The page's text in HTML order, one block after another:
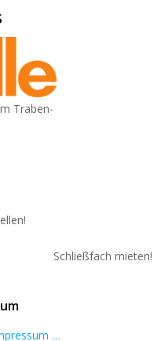
Traben-
Schließfach mieten!
…